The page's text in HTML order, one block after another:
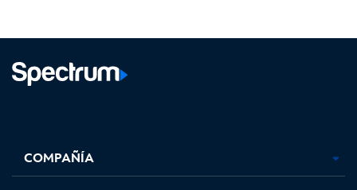
abre
en
abre
en
abre
en
en
COMPAÑÍA